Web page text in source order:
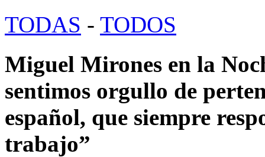
TODAS - TODOS
Miguel Mirones en la
sentimos orgullo de
español, que siempre
trabajo”